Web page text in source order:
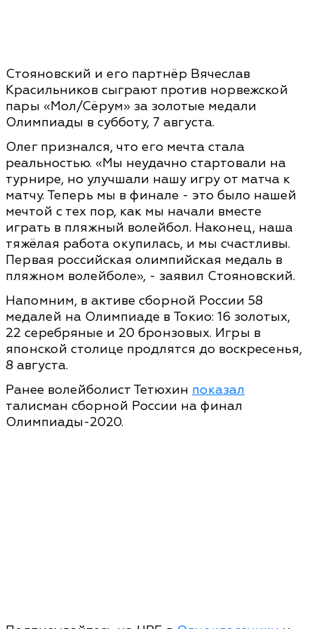
Стояновский и его партнёр Вячеслав
Красильников сыграют против норвежской
пары «Мол/Сёрум» за золотые медали
Олимпиады в субботу, 7 августа.
Олег признался, что его мечта стала
реальностью. «Мы неудачно стартовали на
турнире, но улучшали нашу игру от матча к
матчу. Теперь мы в финале - это было нашей
мечтой с тех пор, как мы начали вместе
играть в пляжный волейбол. Наконец, наша
тяжёлая работа окупилась, и мы счастливы.
Первая российская олимпийская медаль в
пляжном волейболе», - заявил Стояновский.
Напомним, в активе сборной России 58
медалей на Олимпиаде в Токио: 16 золотых,
22 серебряные и 20 бронзовых. Игры в
японской столице продлятся до воскресенья,
8 августа.
Ранее волейболист Тетюхин показал
талисман сборной России на финал
Олимпиады-2020.